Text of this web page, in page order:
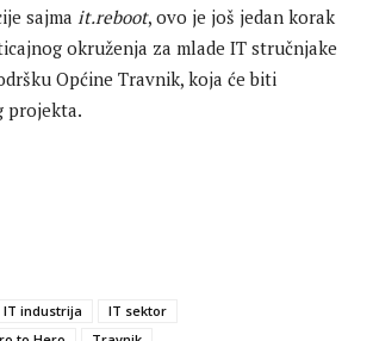
sajma it.reboot, ovo je još jedan korak
okruženja za mlade IT stručnjake
Općine Travnik, koja će biti
projekta.
IT industrija
IT sektor